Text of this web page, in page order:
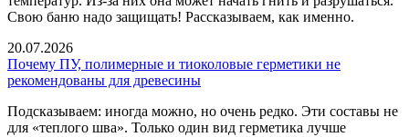
Свою баню надо защищать! Рассказываем, как именно.
20.07.2026
Почему ПУ, полимерные и тиоколовые герметики не
рекомендованы для древесины
Подсказываем: иногда можно, но очень редко. Эти составы не
для «теплого шва». Только один вид герметика лучше